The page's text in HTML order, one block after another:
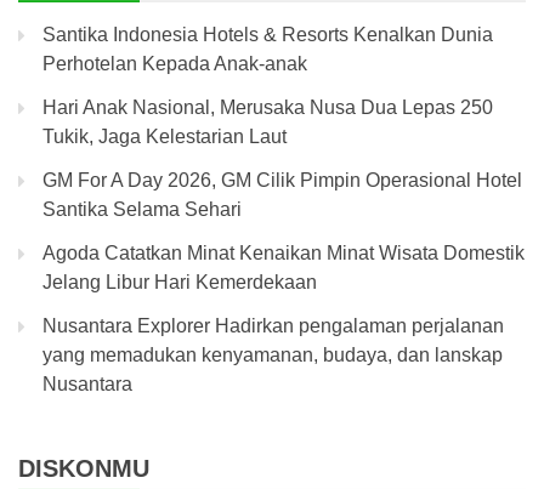
Santika Indonesia Hotels & Resorts Kenalkan Dunia
Perhotelan Kepada Anak-anak
Hari Anak Nasional, Merusaka Nusa Dua Lepas 250
Tukik, Jaga Kelestarian Laut
GM For A Day 2026, GM Cilik Pimpin Operasional Hotel
Santika Selama Sehari
Agoda Catatkan Minat Kenaikan Minat Wisata Domestik
Jelang Libur Hari Kemerdekaan
Nusantara Explorer Hadirkan pengalaman perjalanan
yang memadukan kenyamanan, budaya, dan lanskap
Nusantara
DISKONMU